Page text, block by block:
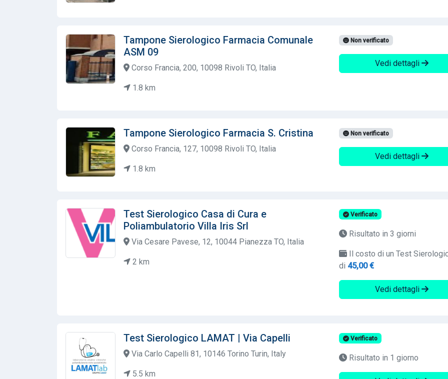
Tampone Sierologico Farmacia Comunale
ASM 09
Corso Francia, 200, 10098 Rivoli TO, Italia
1.8 km
Non verificato
Vedi dettagli
Tampone Sierologico Farmacia S. Cristina
Corso Francia, 127, 10098 Rivoli TO, Italia
1.8 km
Non verificato
Vedi dettagli
Test Sierologico Casa di Cura e
Poliambulatorio Villa Iris Srl
Via Cesare Pavese, 12, 10044 Pianezza TO, Italia
2 km
Verificato
Risultato in 3 giorni
Il costo di un Test
di 45,00 €
Vedi dettagli
Test Sierologico LAMAT | Via Capelli
Via Carlo Capelli 81, 10146 Torino Turin, Italy
5.5 km
Verificato
Risultato in 1 giorno